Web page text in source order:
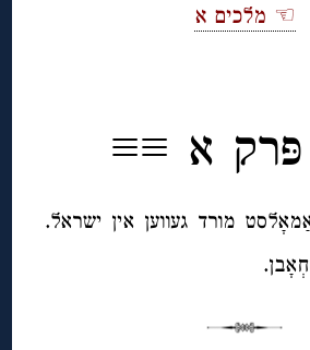
☜ מלכים א
פּרק א ≡≡
מורד געווען אין ישראל.